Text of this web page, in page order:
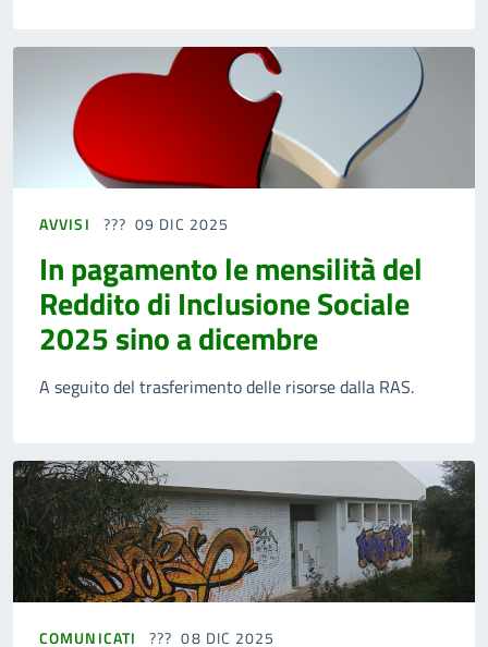
AVVISI 09 DIC 2025
In pagamento le mensilità del
Reddito di Inclusione Sociale
2025 sino a dicembre
A seguito del trasferimento delle risorse dalla RAS.
COMUNICATI 08 DIC 2025